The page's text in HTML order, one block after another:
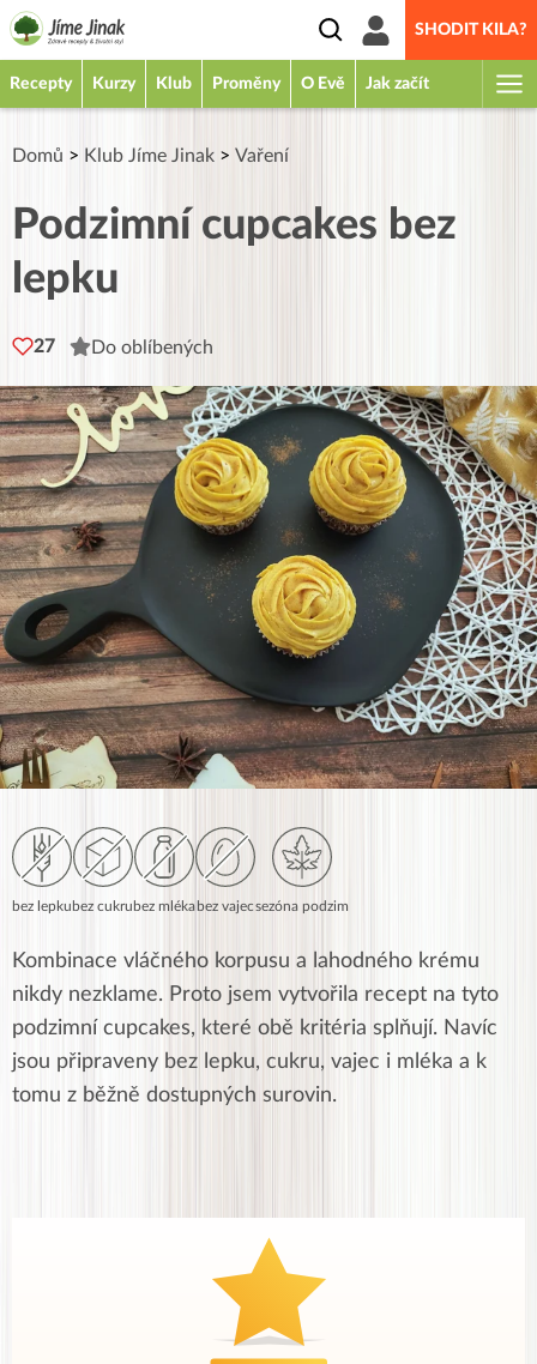
SHODIT KILA?
Recepty Kurzy Klub Proměny O Evě Jak začít
Domů > Klub Jíme Jinak > Vaření
Podzimní cupcakes bez
lepku
27 Do oblíbených
bez lepkubez cukrubez mlékabez vajecsezóna podzim
Kombinace vláčného korpusu a lahodného krému
nikdy nezklame. Proto jsem vytvořila recept na tyto
podzimní cupcakes, které obě kritéria splňují. Navíc
jsou připraveny bez lepku, cukru, vajec i mléka a k
tomu z běžně dostupných surovin.